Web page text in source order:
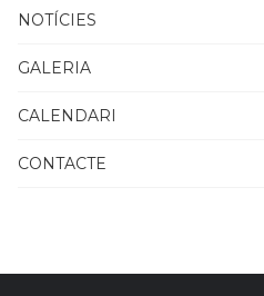
NOTÍCIES
GALERIA
CALENDARI
CONTACTE